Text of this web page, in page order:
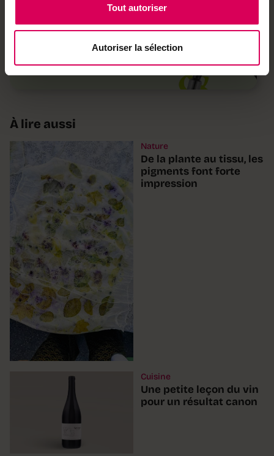
Tout autoriser
Autoriser la sélection
Achetez local sur
notre boutique
Découvrez les produits
À lire aussi
Nature
De la plante au tissu, les
pigments font forte
impression
Cuisine
Une petite leçon du vin
pour un résultat canon